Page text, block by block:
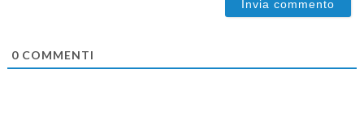
0COMMENTI